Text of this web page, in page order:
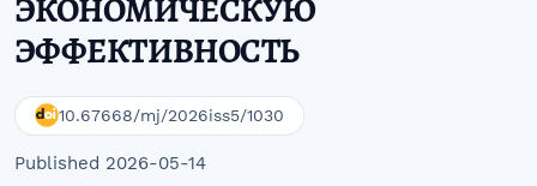
ЭКОНОМИЧЕСКУЮ
ЭФФЕКТИВНОСТЬ
10.67668/mj/2026iss5/1030
Published 2026-05-14